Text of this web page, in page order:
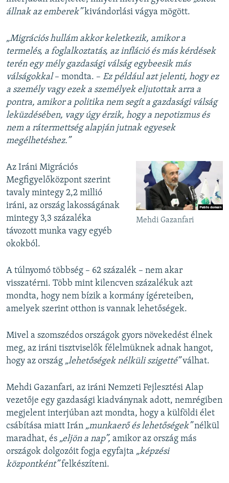
állnak az emberek”kivándorlási vágya mögött.
„Migrációs hullám akkor keletkezik, amikor a
termelés, a foglalkoztatás, az infláció és más kérdések
terén egy mély gazdasági válság egybeesik más
válságokkal– mondta. – Ez például azt jelenti, hogy ez
a személy vagy ezek a személyek eljutottak arra a
pontra, amikor a politika nem segít a gazdasági válság
leküzdésében, vagy úgy érzik, hogy a nepotizmus és
nem a rátermettség alapján jutnak egyesek
megélhetéshez.”
Mehdi Gazanfari
Az Iráni Migrációs
Megfigyelőközpont szerint
tavaly mintegy 2,2 millió
iráni, az ország lakosságának
mintegy 3,3 százaléka
távozott munka vagy egyéb
okokból.
A túlnyomó többség – 62 százalék – nem akar
visszatérni. Több mint kilencven százalékuk azt
mondta, hogy nem bízik a kormány ígéreteiben,
amelyek szerint otthon is vannak lehetőségek.
Mivel a szomszédos országok gyors növekedést élnek
meg, az iráni tisztviselők félelmüknek adnak hangot,
hogy az ország „lehetőségek nélküli szigetté”válhat.
Mehdi Gazanfari, az iráni Nemzeti Fejlesztési Alap
vezetője egy gazdasági kiadványnak adott, nemrégiben
megjelent interjúban azt mondta, hogy a külföldi élet
csábítása miatt Irán „munkaerő és lehetőségek”nélkül
maradhat, és „eljön a nap”, amikor az ország más
országok dolgozóit fogja egyfajta „képzési
központként”felkészíteni.